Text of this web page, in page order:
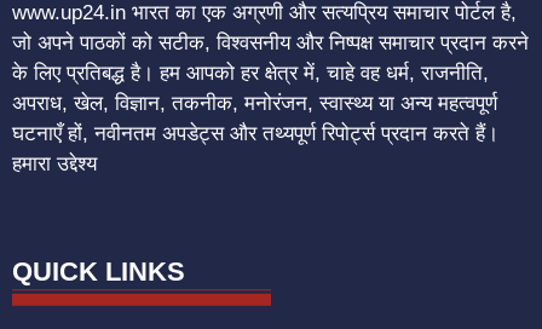
www.up24.in भारत का एक अग्रणी और सत्यप्रिय समाचार पोर्टल है,
जो अपने पाठकों को सटीक, विश्वसनीय और निष्पक्ष समाचार प्रदान करने
के लिए प्रतिबद्ध है। हम आपको हर क्षेत्र में, चाहे वह धर्म, राजनीति,
अपराध, खेल, विज्ञान, तकनीक, मनोरंजन, स्वास्थ्य या अन्य महत्वपूर्ण
घटनाएँ हों, नवीनतम अपडेट्स और तथ्यपूर्ण रिपोर्ट्स प्रदान करते हैं।
हमारा उद्देश्य
QUICK LINKS